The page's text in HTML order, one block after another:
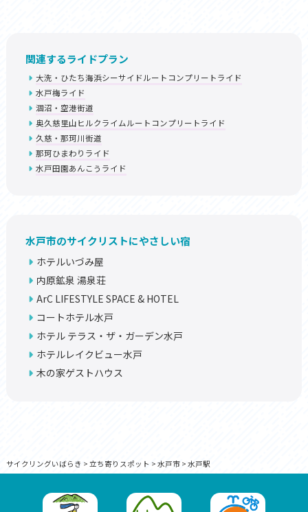
関連するライドプラン
大洗・ひたち海浜シーサイドルートコンプリートライド
水戸梅ライド
涸沼・空港街道
奥久慈里山ヒルクライムルートコンプリートライド
久慈・那珂川街道
那珂ひまわりライド
水戸田園あんこうライド
水戸市のサイクリストにやさしい宿
ホテルいづみ屋
内原鉱泉 湯泉荘
ArC LIFESTYLE SPACE & HOTEL
コートホテル水戸
ホテル テラス・ザ・ガーデン水戸
ホテルレイクビュー水戸
木の家ゲストハウス
サイクリングいばらき > 立ち寄りスポット > 水戸市> 水戸駅